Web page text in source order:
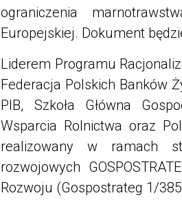
ograniczenia
Europejskiej. Dokument
Liderem Programu
Federacja Polskich Banków
PIB, Szkoła Główna
Wsparcia Rolnictwa oraz
realizowany w ramach
rozwojowych
Rozwoju (Gospostrateg 1/